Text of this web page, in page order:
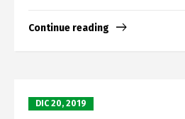
Continue reading
DIC 20, 2019